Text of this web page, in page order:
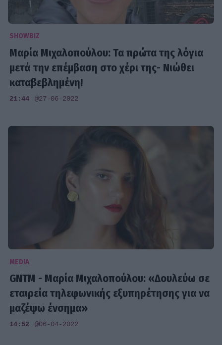
SHOWBIZ
Μαρία Μιχαλοπούλου: Τα πρώτα της λόγια
μετά την επέμβαση στο χέρι της- Νιώθει
καταβεβλημένη!
21:44 @27-06-2022
MEDIA
GNTM - Μαρία Μιχαλοπούλου: «Δουλεύω σε
εταιρεία τηλεφωνικής εξυπηρέτησης για να
μαζέψω ένσημα»
14:52 @06-04-2022